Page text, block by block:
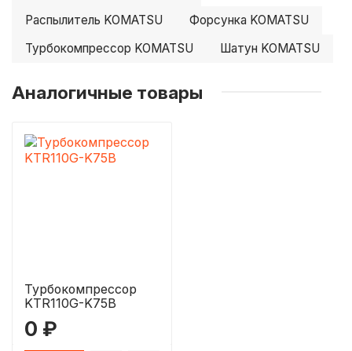
Распылитель KOMATSU
Форсунка KOMATSU
Турбокомпрессор KOMATSU
Шатун KOMATSU
Аналогичные товары
Турбокомпрессор
KTR110G-K75B
0 ₽